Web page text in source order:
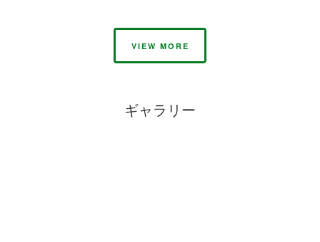
VIEW MORE
ギャラリー